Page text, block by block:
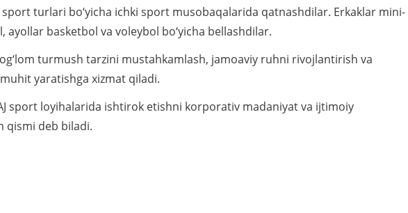
turlari bo‘yicha ichki sport musobaqalarida qatnashdilar. Erkaklar mini-
​​ayollar basketbol va voleybol bo‘yicha bellashdilar.
turmush tarzini mustahkamlash, jamoaviy ruhni rivojlantirish va
yaratishga xizmat qiladi.
AJ sport loyihalarida ishtirok etishni korporativ madaniyat va ijtimoiy
qismi deb biladi.